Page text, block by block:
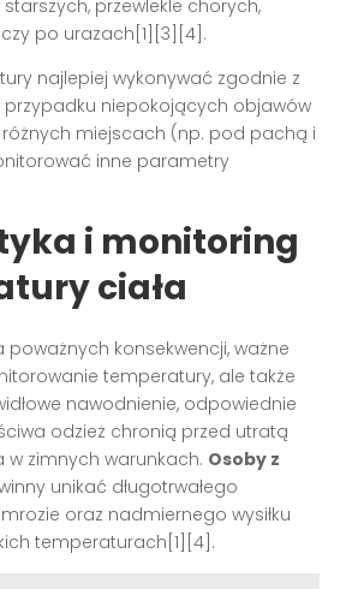
przewlekle chorych,
po urazach[1][3][4].
najlepiej wykonywać zgodnie z
przypadku niepokojących objawów
miejscach (np. pod pachą i
inne parametry
i monitoring
ciała
poważnych konsekwencji, ważne
temperatury, ale także
nawodnienie, odpowiednie
odzież chronią przed utratą
w zimnych warunkach. Osoby z
unikać długotrwałego
oraz nadmiernego wysiłku
temperaturach[1][4].